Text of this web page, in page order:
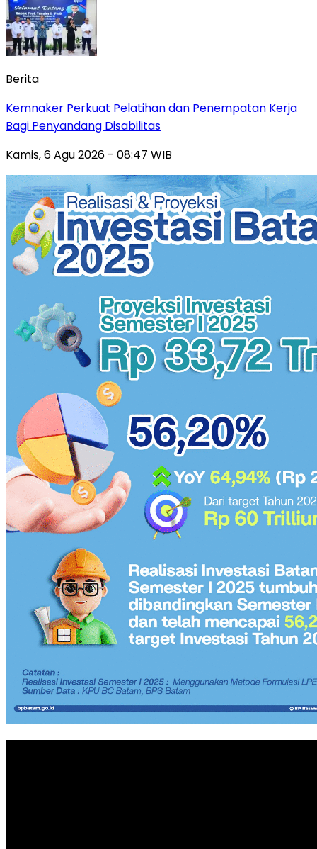
Berita
Kemnaker Perkuat Pelatihan dan Penempatan Kerja
Bagi Penyandang Disabilitas
Kamis, 6 Agu 2026 - 08:47 WIB